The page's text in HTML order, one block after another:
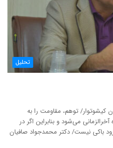
تحلیل
مقاومت یا لجاجت؟ تاملی بر مقاومت دُن کیشوت‎وار/ توهم، مقاومت را به
می‌شود و بنابراین اگر در
باکی نیست/ دکتر محمدجواد صافیان